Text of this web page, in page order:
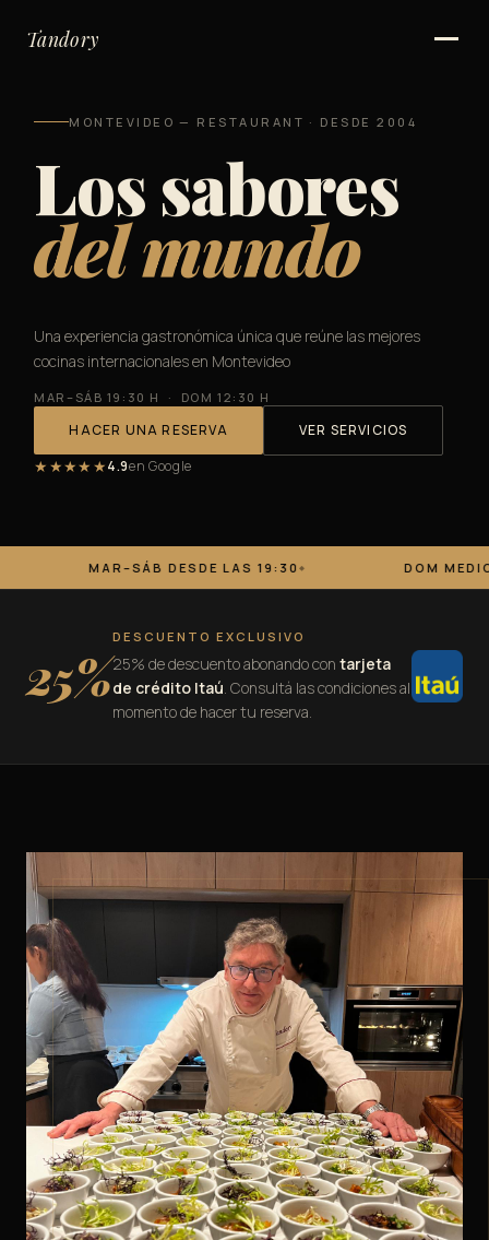
Inicio
Gift Cards
Nosotros
Ubicación
Contacto
Tandory
MONTEVIDEO — RESTAURANT · DESDE 2004
Los sabores
del mundo
Una experiencia gastronómica única que reúne las mejores
cocinas internacionales en Montevideo
MAR–SÁB 19:30 H · DOM 12:30 H
HACER UNA RESERVA VER SERVICIOS
★★★★★ 4.9en Google
DESDE LAS 19:30 DOM MEDIODÍA DESDE
25%
DESCUENTO EXCLUSIVO
25% de descuento abonando con tarjeta
de crédito Itaú. Consultá las condiciones al
momento de hacer tu reserva.